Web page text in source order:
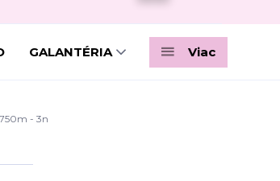
GALANTÉRIA Viac
- 3n